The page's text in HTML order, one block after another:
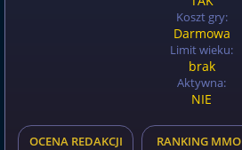
Koszt gry:
Darmowa
Limit wieku:
brak
Aktywna:
NIE
RANKING MMO
OCENA REDAKCJI